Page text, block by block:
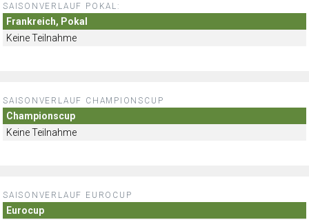
SAISONVERLAUF POKAL:
Frankreich, Pokal
Keine Teilnahme
SAISONVERLAUF CHAMPIONSCUP
Championscup
Keine Teilnahme
SAISONVERLAUF EUROCUP
Eurocup